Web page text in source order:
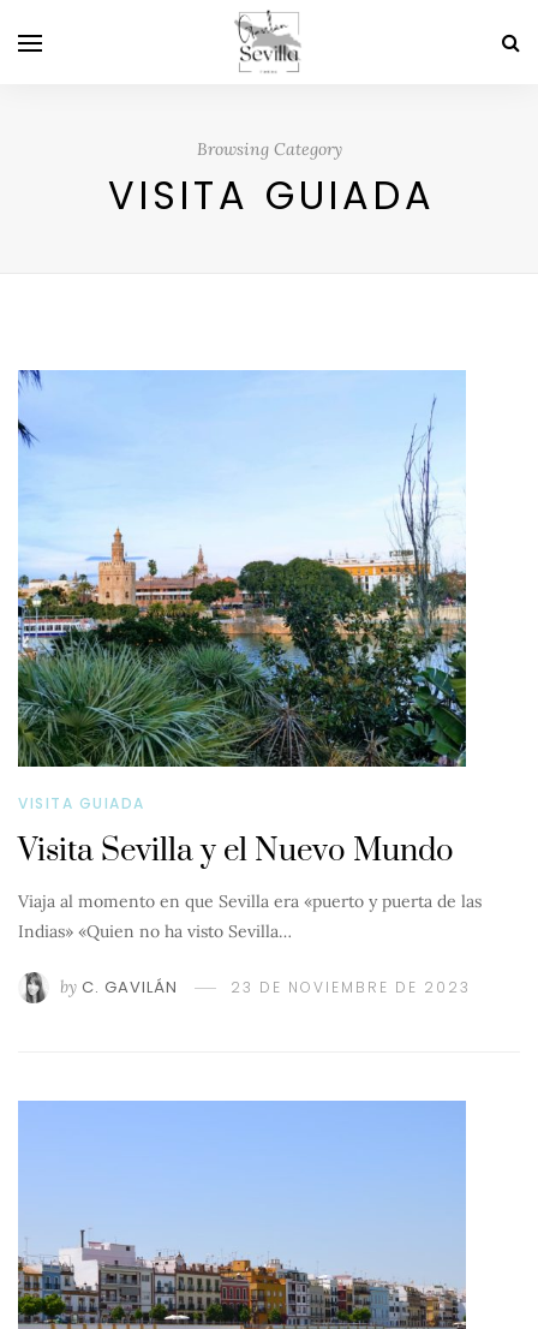
Browsing Category
VISITA GUIADA
VISITA GUIADA
Visita Sevilla y el Nuevo Mundo
Viaja al momento en que Sevilla era «puerto y puerta de las
Indias» «Quien no ha visto Sevilla…
by C. GAVILÁN 23 DE NOVIEMBRE DE 2023